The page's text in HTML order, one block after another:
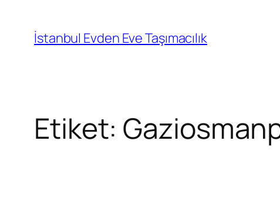
İstanbul Evden Eve Taşımacılık
Etiket: